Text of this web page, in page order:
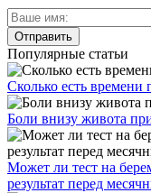
Популярные статьи
Сколько есть времени
Боли внизу живота
Может ли тест на
результат перед